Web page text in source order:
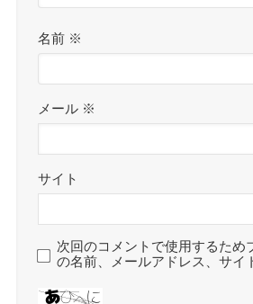
名前 ※
メール ※
サイト
次回のコメントで使用するため
の名前、メールアドレス、サイ